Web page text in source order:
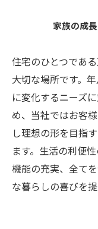
家族の成
住宅のひとつであ
大切な場所です。
に変化するニーズ
め、当社ではお客
し理想の形を目指
ます。生活の利便
機能の充実、全て
な暮らしの喜びを提